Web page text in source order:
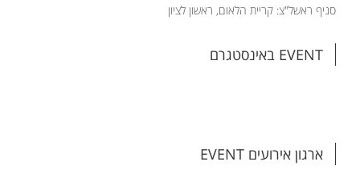
סניף ראשל"צ: קריית הלאום, ראשון לציון
EVENT באינסטגרם
ארגון אירועים EVENT